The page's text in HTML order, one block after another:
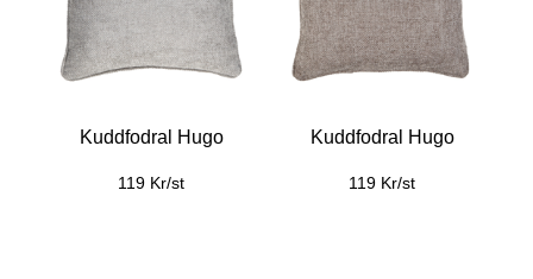
Kuddfodral Hugo
119 Kr/st
Kuddfodral Hugo
119 Kr/st